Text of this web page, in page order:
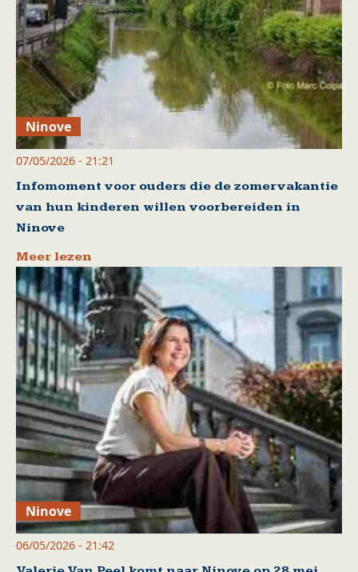
Ninove
07/05/2026 - 21:21
Infomoment voor ouders die de zomervakantie
van hun kinderen willen voorbereiden in
Ninove
Meer lezen
Ninove
06/05/2026 - 21:42